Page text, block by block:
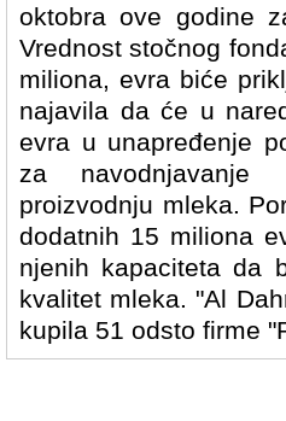
oktobra ove godine
Vrednost stočnog
miliona, evra biće
najavila da će u
evra u unapređenje
za navodnjavanje
proizvodnju mleka.
dodatnih 15 miliona
njenih kapaciteta da
kvalitet mleka. "Al
kupila 51 odsto firme